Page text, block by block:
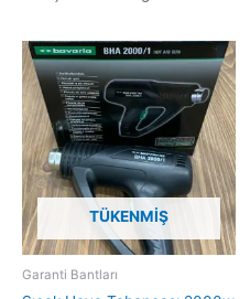
TÜKENMIŞ
Garanti Bantları